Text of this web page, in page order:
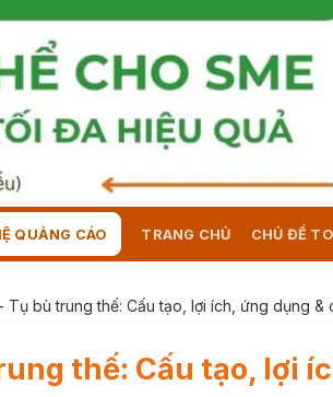
QUẢNG CÁO TRANG CHỦ CHỦ ĐỀ
- Tụ bù trung thế: Cấu tạo, lợi ích, ứng dụng &
thế: Cấu tạo, lợi